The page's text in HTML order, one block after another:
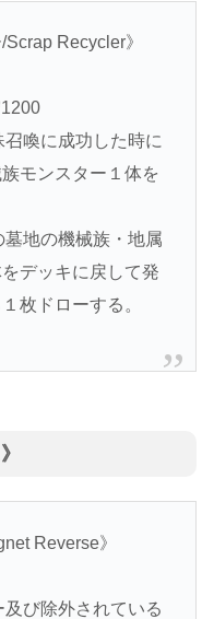
Recycler》
喚に成功した時に
モンスター１体を
地の機械族・地属
デッキに戻して発
枚ドローする。
Reverse》
び除外されている